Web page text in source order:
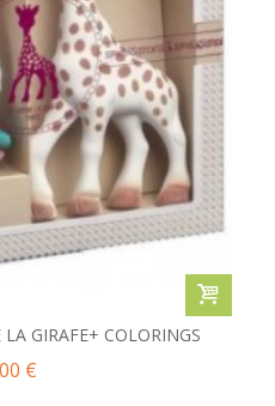
GIRAFE+ COLORINGS
€